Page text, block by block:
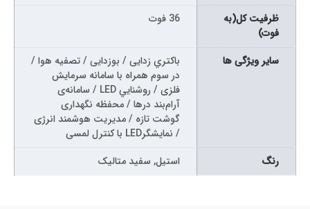
ظرفیت کل(به
فوت)
36 فوت
سایر ویژگی ها
باکتري زدايی / بوزدايی / تصفيه هوا /
در سوم همراه با سامانه سرمايش
فلزی / روشنايي LED / سامانه‌ی
آرام‌بند درها / محفظه نگهداری
گوشت تازه / مديريت هوشمند انرژی
/ نمايشگرLED با کنترل لمسی
رنگ
استیل, سفید متالیک